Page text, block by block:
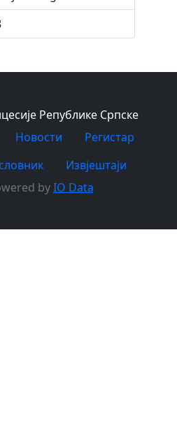
Новости
Регистар
Извјештаји
byIO Data